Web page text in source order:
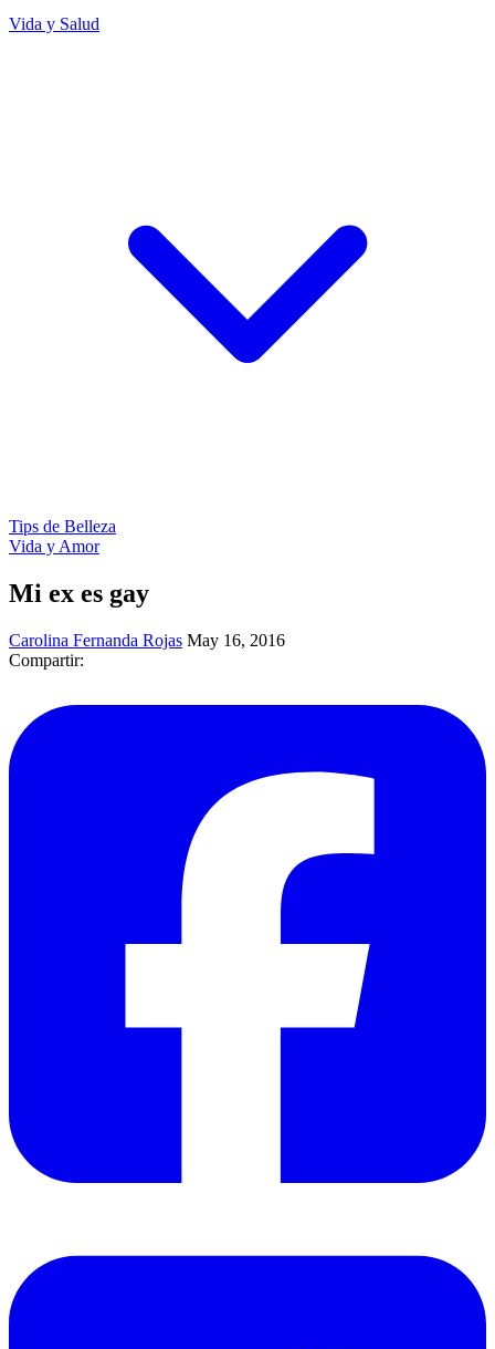
Vida y Salud
Tips de Belleza
Vida y Amor
Mi ex es gay
Carolina Fernanda Rojas May 16, 2016
Compartir: